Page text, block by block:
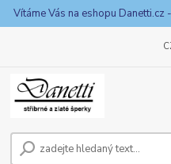
Vítáme Vás na eshopu